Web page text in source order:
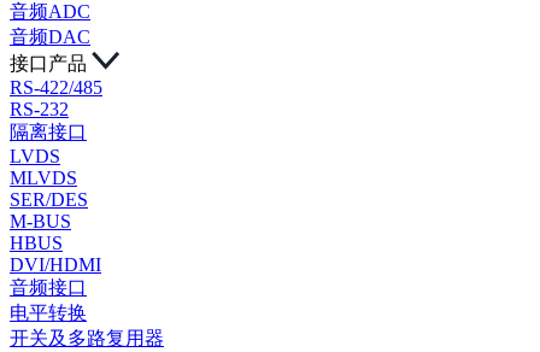
音频ADC
音频DAC
接口产品
RS-422/485
RS-232
隔离接口
LVDS
MLVDS
SER/DES
M-BUS
HBUS
DVI/HDMI
音频接口
电平转换
开关及多路复用器